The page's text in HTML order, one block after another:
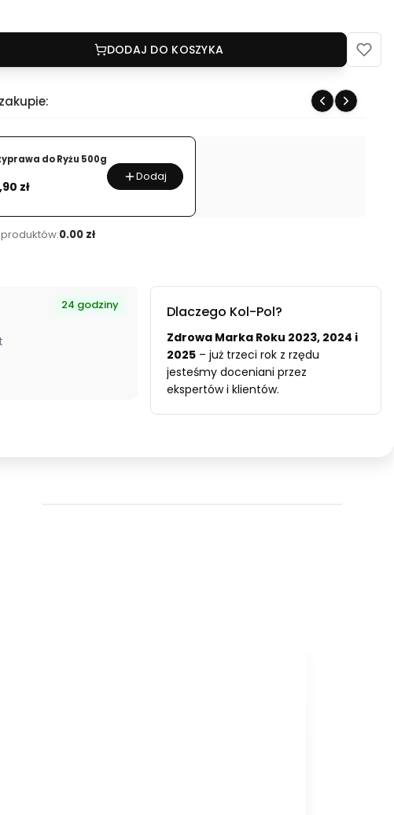
DODAJ DO KOSZYKA
do Ryżu 500g
zł
Dodaj
0.00 zł
24 godziny Dlaczego Kol-Pol?
Zdrowa Marka Roku 2023, 2024 i
2025 – już trzeci rok z rzędu
jesteśmy doceniani przez
ekspertów i klientów.